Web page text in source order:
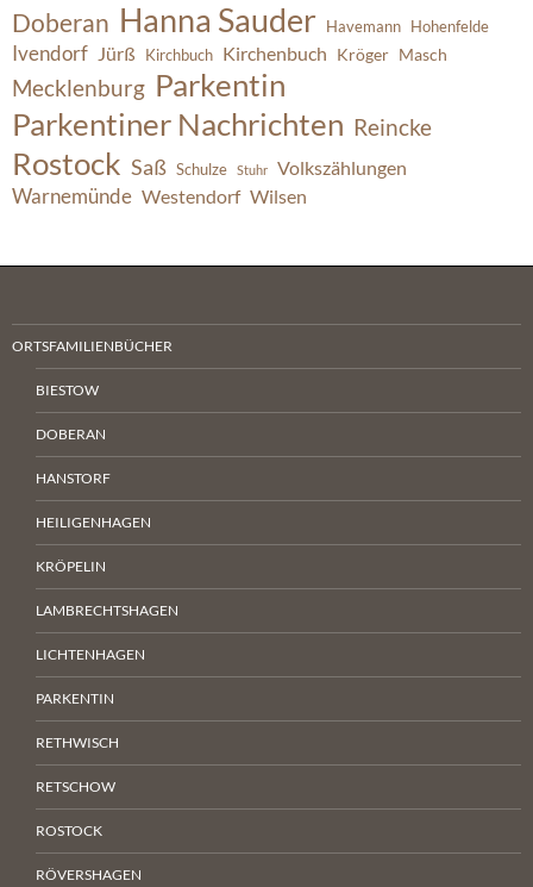
Doberan Hanna Sauder Havemann Hohenfelde
Ivendorf Jürß Kirchbuch Kirchenbuch Kröger Masch
Mecklenburg Parkentin
Parkentiner Nachrichten Reincke
Rostock Saß Schulze Stuhr Volkszählungen
Warnemünde Westendorf Wilsen
ORTSFAMILIENBÜCHER
BIESTOW
DOBERAN
HANSTORF
HEILIGENHAGEN
KRÖPELIN
LAMBRECHTSHAGEN
LICHTENHAGEN
PARKENTIN
RETHWISCH
RETSCHOW
ROSTOCK
RÖVERSHAGEN